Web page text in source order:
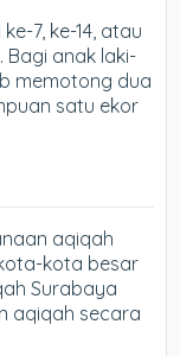
7, ke-14, atau
Bagi anak laki-
memotong dua
satu ekor
aqiqah
kota besar
Surabaya
aqiqah secara